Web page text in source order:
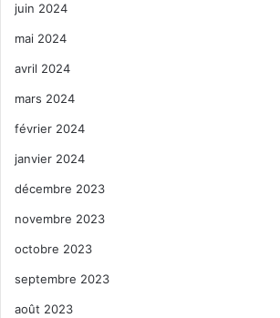
juin 2024
mai 2024
avril 2024
mars 2024
février 2024
janvier 2024
décembre 2023
novembre 2023
octobre 2023
septembre 2023
août 2023